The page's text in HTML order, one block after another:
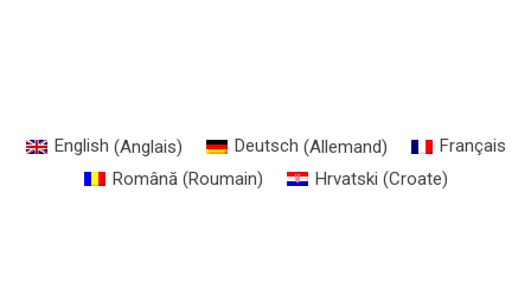
English (Anglais) Deutsch (Allemand)
Français
Română(Roumain) Hrvatski (Croate)